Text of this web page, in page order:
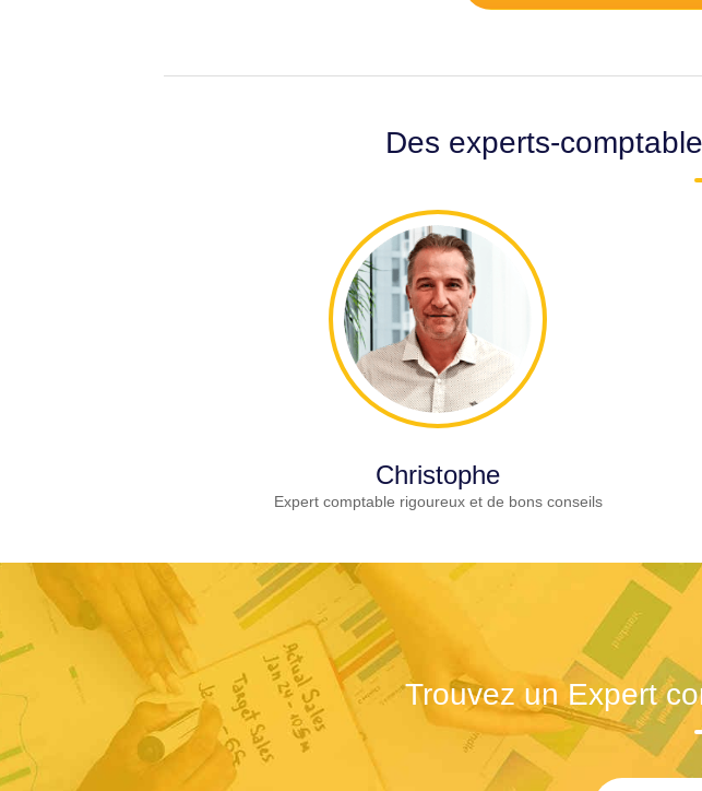
Des experts-
Christophe
Expert comptable rigoureux et de bons conseils
Trouvez un Expert